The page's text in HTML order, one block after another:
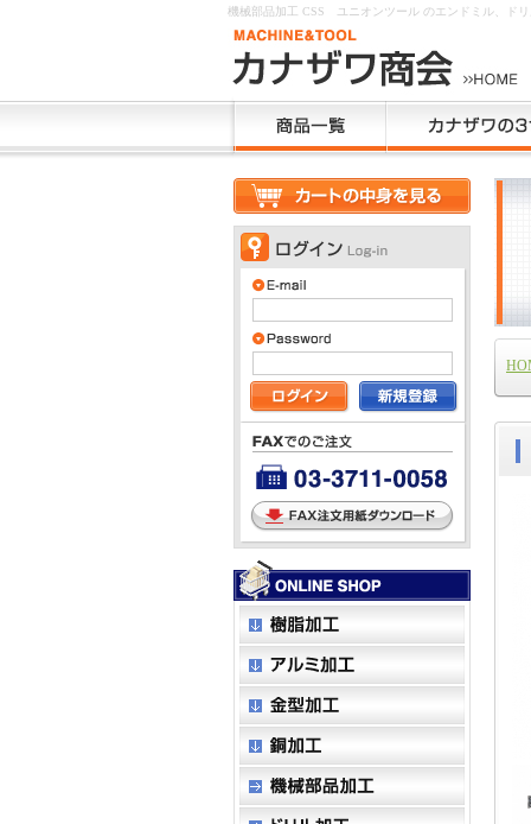
機械部品加工 CSS ユニオンツール のエンドミル、ド